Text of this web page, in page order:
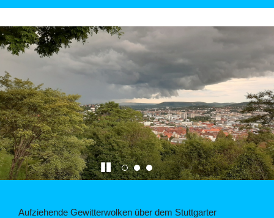
Aufziehende Gewitterwolken über dem Stuttgarter